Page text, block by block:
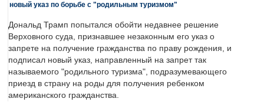
новый указ по борьбе с "родильным туризмом"
Дональд Трамп попытался обойти недавнее решение
Верховного суда, признавшее незаконным его указ о
запрете на получение гражданства по праву рождения, и
подписал новый указ, направленный на запрет так
называемого "родильного туризма", подразумевающего
приезд в страну на роды для получения ребенком
американского гражданства.